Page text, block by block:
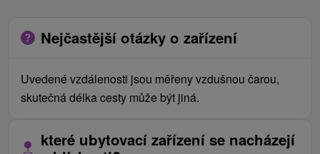
Nejčastější otázky o zařízení
Uvedené vzdálenosti jsou měřeny vzdušnou čarou,
skutečná délka cesty může být jiná.
které ubytovací zařízení se nacházejí